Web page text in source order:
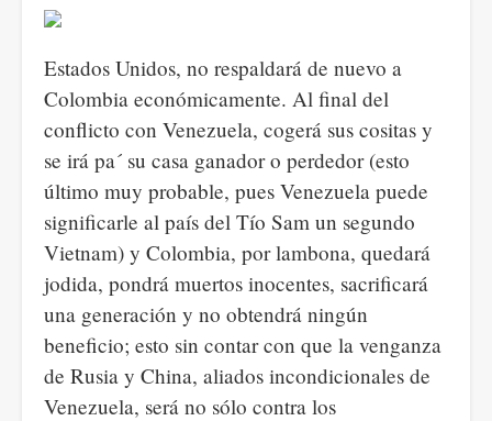
Estados Unidos, no respaldará de nuevo a
Colombia económicamente. Al final del
conflicto con Venezuela, cogerá sus cositas y
se irá pa´ su casa ganador o perdedor (esto
último muy probable, pues Venezuela puede
significarle al país del Tío Sam un segundo
Vietnam) y Colombia, por lambona, quedará
jodida, pondrá muertos inocentes, sacrificará
una generación y no obtendrá ningún
beneficio; esto sin contar con que la venganza
de Rusia y China, aliados incondicionales de
Venezuela, será no sólo contra los